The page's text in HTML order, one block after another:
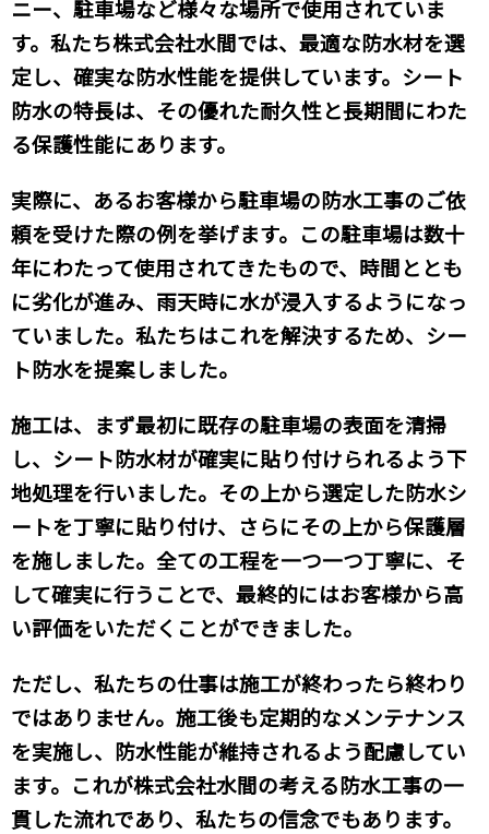
ニー、駐車場など様々な場所で使用されていま
す。私たち株式会社水間では、最適な防水材を選
定し、確実な防水性能を提供しています。シート
防水の特長は、その優れた耐久性と長期間にわた
る保護性能にあります。
実際に、あるお客様から駐車場の防水工事のご依
頼を受けた際の例を挙げます。この駐車場は数十
年にわたって使用されてきたもので、時間ととも
に劣化が進み、雨天時に水が浸入するようになっ
ていました。私たちはこれを解決するため、シー
ト防水を提案しました。
施工は、まず最初に既存の駐車場の表面を清掃
し、シート防水材が確実に貼り付けられるよう下
地処理を行いました。その上から選定した防水シ
ートを丁寧に貼り付け、さらにその上から保護層
を施しました。全ての工程を一つ一つ丁寧に、そ
して確実に行うことで、最終的にはお客様から高
い評価をいただくことができました。
ただし、私たちの仕事は施工が終わったら終わり
ではありません。施工後も定期的なメンテナンス
を実施し、防水性能が維持されるよう配慮してい
ます。これが株式会社水間の考える防水工事の一
貫した流れであり、私たちの信念でもあります。